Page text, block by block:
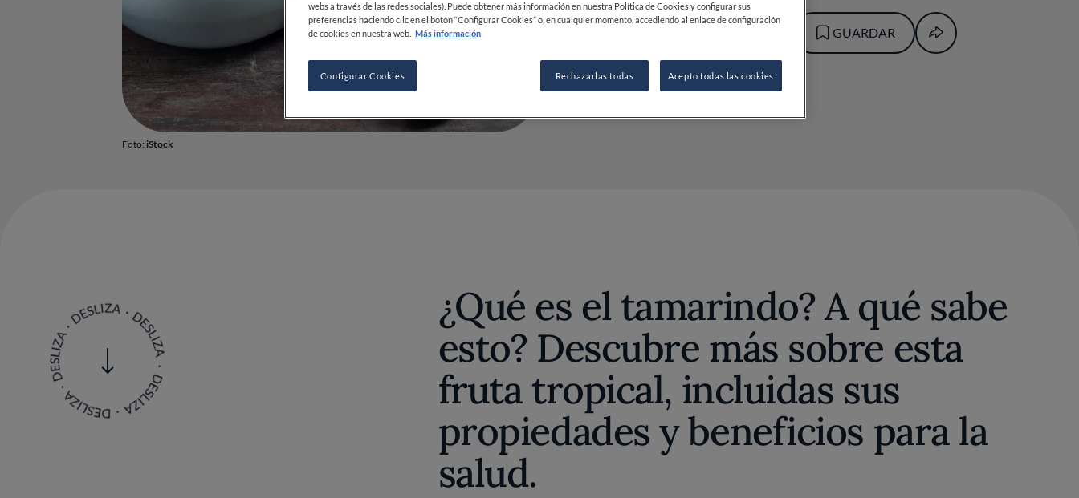
Foto: iStock
PORFINE DINING LOVERS
GUARDAR
¿Qué es el tamarindo? A qué sabe
esto? Descubre más sobre esta
fruta tropical, incluidas sus
propiedades y beneficios para la
salud.
webs a través de las redes sociales). Puede obtener más información en nuestra Política de Cookies y configurar sus
preferencias haciendo clic en el botón “Configurar Cookies” o, en cualquier momento, accediendo al enlace de configuración
de cookies en nuestra web. Más información
Configurar Cookies Rechazarlas todas Acepto todas las cookies